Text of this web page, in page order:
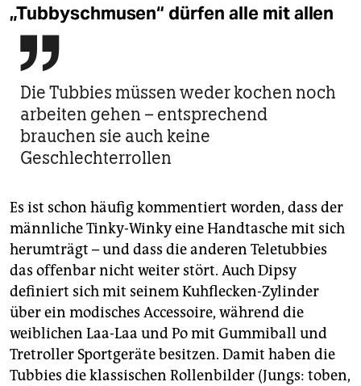
„Tubbyschmusen“ dürfen alle mit allen

Die Tubbies müssen weder kochen noch
arbeiten gehen – entsprechend
brauchen sie auch keine
Geschlechterrollen
Es ist schon häufig kommentiert worden, dass der
männliche Tinky-Winky eine Handtasche mit sich
herumträgt – und dass die anderen Teletubbies
das offenbar nicht weiter stört. Auch Dipsy
definiert sich mit seinem Kuhflecken-Zylinder
über ein modisches Accessoire, während die
weiblichen Laa-Laa und Po mit Gummiball und
Tretroller Sportgeräte besitzen. Damit haben die
Tubbies die klassischen Rollenbilder (Jungs: toben,